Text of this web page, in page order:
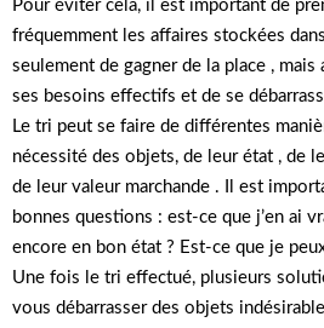
Pour éviter cela, il est important de
fréquemment les affaires stockées
seulement de gagner de la place ,
ses besoins effectifs et de se
Le tri peut se faire de différentes
nécessité des objets, de leur état , de
de leur valeur marchande . Il est
bonnes questions : est-ce que j’en ai
encore en bon état ? Est-ce que je peux
Une fois le tri effectué, plusieurs
vous débarrasser des objets